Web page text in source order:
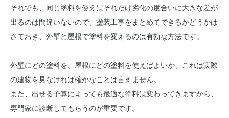
それでも、同じ塗料を使えばそれだけ劣化の度合いに大きな差が
出るのは間違いないので、塗装工事をまとめてできるかどうかは
さておき、外壁と屋根で塗料を変えるのは有効な方法です。
外壁にどの塗料を、屋根にどの塗料を使えばよいか、これは実際
の建物を見なければ確かなことは言えません。
また、出せる予算によっても最適な塗料は変わってきますから、
専門家に診断してもらうのが重要です。